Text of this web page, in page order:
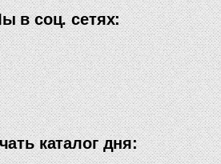
в соц. сетях:
каталог дня: